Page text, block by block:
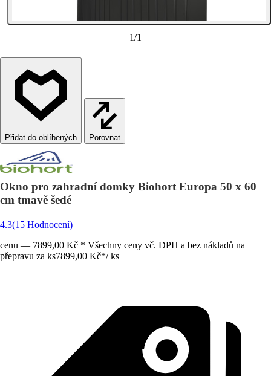
1/1
Porovnat
Okno pro zahradní domky Biohort Europa 50 x 60
cm tmavě šedé
4.3(15 Hodnocení)
cenu — 7899,00 Kč * Všechny ceny vč. DPH a bez nákladů na
přepravu za ks7899,00 Kč*/ ks